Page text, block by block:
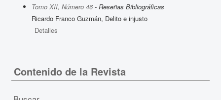
Tomo XII, Número 46- Reseñas Bibliográficas
Ricardo Franco Guzmán, Delito e injusto
Detalles
Contenido de la Revista